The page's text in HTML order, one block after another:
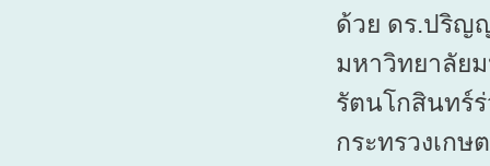
ด้วย ดร.ปริญ
มหาวิทยาลัย
รัตนโกสินทร์
กระทรวงเกษ